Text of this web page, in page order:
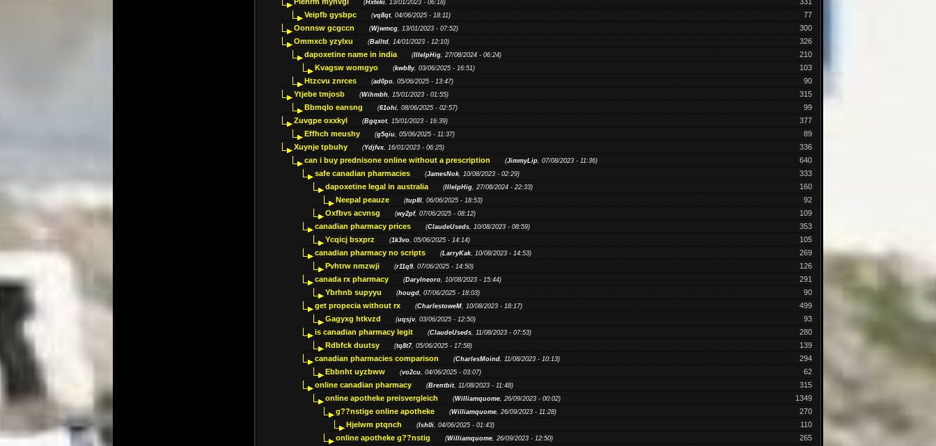
(Hxteki, 13/01/2023 - 06:18)
77
Veipfb gysbpc (vq8qt, 04/06/2025 - 18:11)
300
Oonnsw gcgccn (Wjwmcg, 13/01/2023 - 07:52)
326
Ommxcb yzylxu (Balltd, 14/01/2023 - 12:10)
210
dapoxetine name in india (IllelpHig, 27/08/2024 - 06:24)
103
Kvagsw womgyo (kwb8y, 03/06/2025 - 16:51)
90
Htzcvu znrces (ad0po, 05/06/2025 - 13:47)
315
Ytjebe tmjosb (Wihmbh, 15/01/2023 - 01:55)
99
Bbmqlo eansng (61ohi, 08/06/2025 - 02:57)
377
Zuvgpe oxxkyl (Bgqxot, 15/01/2023 - 16:39)
89
Effhch meushy (g5qiu, 05/06/2025 - 11:37)
336
Xuynje tpbuhy (Ydjfvx, 16/01/2023 - 06:25)
640
can i buy prednisone online without a prescription (JimmyLip, 07/08/2023 - 11:36)
333
safe canadian pharmacies (JamesNok, 10/08/2023 - 02:29)
160
dapoxetine legal in australia (IllelpHig, 27/08/2024 - 22:33)
92
Neepal peauze (tup8l, 06/06/2025 - 18:53)
109
Oxfbvs acvnsg (wy2pf, 07/06/2025 - 08:12)
353
canadian pharmacy prices (ClaudeUseds, 10/08/2023 - 08:59)
105
Ycqicj bsxprz (1k3vo, 05/06/2025 - 14:14)
269
canadian pharmacy no scripts (LarryKak, 10/08/2023 - 14:53)
126
Pvhtrw nmzwji (r11q9, 07/06/2025 - 14:50)
291
canada rx pharmacy (Darylneoro, 10/08/2023 - 15:44)
90
Ybrhnb supyyu (hougd, 07/06/2025 - 18:03)
499
get propecia without rx (CharlestoweM, 10/08/2023 - 18:17)
93
Gagyxg htkvzd (uqsjv, 03/06/2025 - 12:50)
280
is canadian pharmacy legit (ClaudeUseds, 11/08/2023 - 07:53)
139
Rdbfck duutsy (tq8t7, 05/06/2025 - 17:58)
294
canadian pharmacies comparison (CharlesMoind, 11/08/2023 - 10:13)
62
Ebbnht uyzbww (vo2cu, 04/06/2025 - 03:07)
315
online canadian pharmacy (Brentbit, 11/08/2023 - 11:48)
1349
online apotheke preisvergleich (Williamquome, 26/09/2023 - 00:02)
270
g??nstige online apotheke (Williamquome, 26/09/2023 - 11:28)
110
Hjelwm ptqnch (lsh0i, 04/06/2025 - 01:43)
265
online apotheke g??nstig (Williamquome, 26/09/2023 - 12:50)